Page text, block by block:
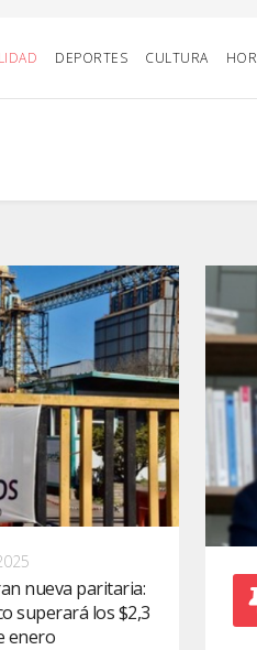
DEPORTES CULTURA
nueva paritaria:
superará los $2,3
enero